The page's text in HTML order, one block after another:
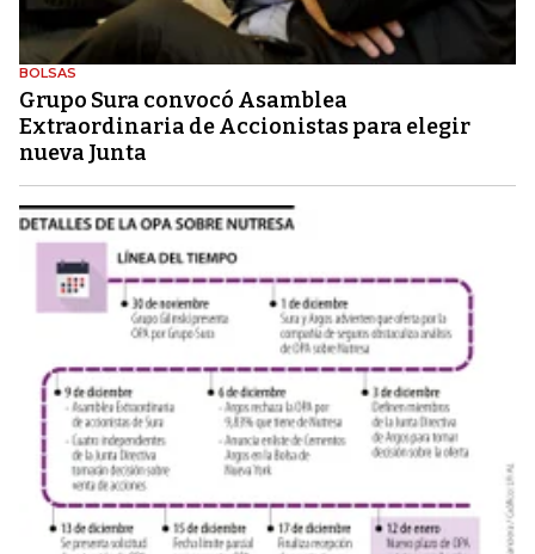
BOLSAS
Grupo Sura convocó Asamblea
Extraordinaria de Accionistas para elegir
nueva Junta